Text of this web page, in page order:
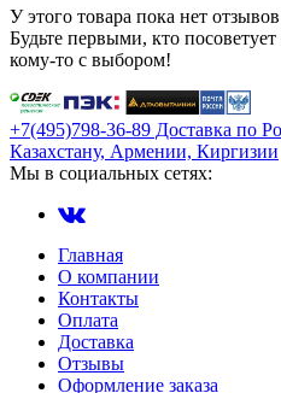
У этого товара пока нет
Будьте первыми, кто
кому-то с выбором!
+7(495)798-36-89 Доставка по
Казахстану, Армении, Киргизии
Мы в социальных сетях:
Главная
О компании
Контакты
Оплата
Доставка
Отзывы
Оформление заказа